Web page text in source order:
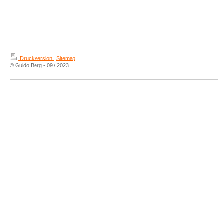
Druckversion | Sitemap
© Guido Berg - 09 / 2023